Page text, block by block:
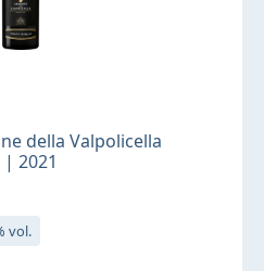
della Valpolicella
2021
vol.